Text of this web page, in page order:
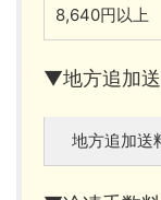
8,640円以上
▼地方追加送
地方追加送